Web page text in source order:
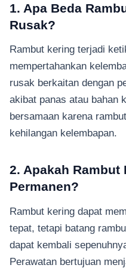
1. Apa Beda
Rusak?
Rambut kering terjadi
mempertahankan
rusak berkaitan dengan
akibat panas atau bahan
bersamaan karena
kehilangan kelembapan.
2. Apakah Rambut
Permanen?
Rambut kering dapat
tepat, tetapi batang
dapat kembali
Perawatan bertujuan